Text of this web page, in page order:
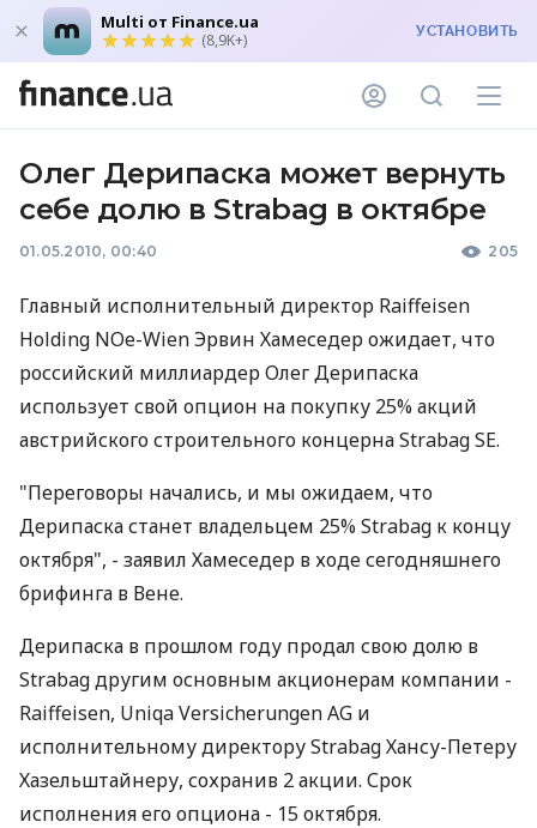
Multi от Finance.ua
(8,9K+) УСТАНОВИТЬ
Олег Дерипаска может вернуть
себе долю в Strabag в октябре
01.05.2010, 00:40 205
Главный исполнительный директор Raiffeisen
Holding NOe-Wien Эрвин Хамеседер ожидает, что
российский миллиардер Олег Дерипаска
использует свой опцион на покупку 25% акций
австрийского строительного концерна Strabag SE.
"Переговоры начались, и мы ожидаем, что
Дерипаска станет владельцем 25% Strabag к концу
октября", - заявил Хамеседер в ходе сегодняшнего
брифинга в Вене.
Дерипаска в прошлом году продал свою долю в
Strabag другим основным акционерам компании -
Raiffeisen, Uniqa Versicherungen AG и
исполнительному директору Strabag Хансу-Петеру
Хазельштайнеру, сохранив 2 акции. Срок
исполнения его опциона - 15 октября.